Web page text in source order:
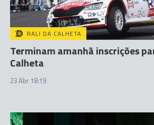
RALI DA CALHETA
Terminam amanhã inscrições
Calheta
23 Abr 18:19